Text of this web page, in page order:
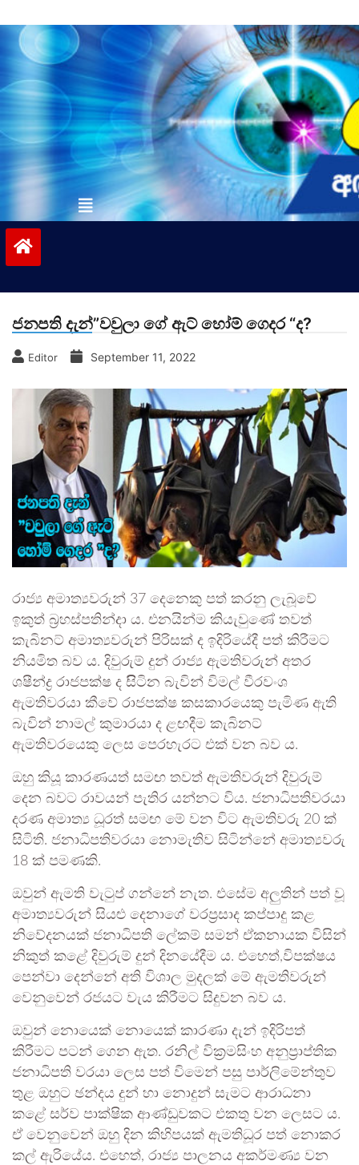
to
contentvinivida.lk
ජනපති දැන්”වවුලා ගේ ඇට් හෝම් ගෙදර “ද?
Editor September 11, 2022
රාජ්‍ය අමාත්‍යවරුන් 37 දෙනෙකු පත් කරනු ලැබූවේ
ඉකුත් බ්‍රහස්පතින්දා ය. එනයින්ම කියැවුණේ තවත්
කැබිනට් අමාත්‍යවරුන් පිරිසක් ද ඉදිරියේදී පත් කිරීමට
නියමිත බව ය. දිවුරුම් දුන් රාජ්‍ය ඇමතිවරුන් අතර
ශෂීන්ද්‍ර රාජපක්ෂ ද සිිටින බැවින් විමල් වීරවංශ
ඇමතිවරයා කීවේ රාජපක්ෂ කසකාරයෙකු පැමිණ ඇති
බැවින් නාමල් කුමාරයා ද ළඟදීම කැබිනට්
ඇමතිවරයෙකු ලෙස පෙරහැරට එක් වන බව ය.
ඔහු කියූ කාරණයත් සමඟ තවත් ඇමතිවරුන් දිවුරුම්
දෙන බවට රාවයන් පැතිර යන්නට විය. ජනාධිපතිවරයා
දරණ අමාත්‍ය ධූරත් සමඟ මේ වන විට ඇමතිවරු 20 ක්
සිටිති. ජනාධිපතිවරයා නොමැතිව සිටින්නේ අමාත්‍යවරු
18 ක් පමණකි.
ඔවුන් ඇමති වැටුප් ගන්නේ නැත. එසේම අලුතින් පත් වූ
අමාත්‍යවරුන් සියළු දෙනාගේ වරප්‍රසාද කප්පාදු කළ
නිවේදනයක් ජනාධිපති ලේකම් සමන් ඒකනායක විසින්
නිකුත් කළේ දිවුරුම් දුන් දිනයේදීම ය. එහෙත්,විපක්ෂය
පෙන්වා දෙන්නේ අති විශාල මුදලක් මේ ඇමතිවරුන්
වෙනුවෙන් රජයට වැය කිරීමට සිදුවන බව ය.
ඔවුන් නොයෙක් නොයෙක් කාරණා දැන් ඉදිරිපත්
කිරීමට පටන් ගෙන ඇත. රනිල් වික්‍රමසිංහ අනුප්‍රාප්තික
ජනාධිපති වරයා ලෙස පත් විමෙන් පසු පාර්ලිමේන්තුව
තුළ ඔහුට ඡන්දය දුන් හා නොදුන් සැමට ආරාධනා
කළේ සර්ව පාක්ෂික ආණ්ඩුවකට එකතු වන ලෙසට ය.
ඒ වෙනුවෙන් ඔහු දින කිහිපයක් ඇමතිධූර පත් නොකර
කල් ඇරියේය. එහෙත්, රාජ්‍ය පාලනය අකර්මණ්‍ය වන